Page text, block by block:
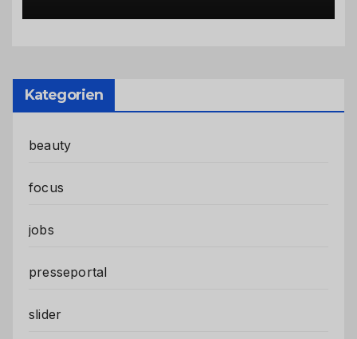
Kategorien
beauty
focus
jobs
presseportal
slider